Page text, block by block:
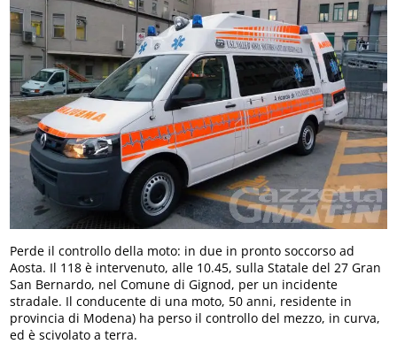
Perde il controllo della moto: in due in pronto soccorso ad
Aosta. Il 118 è intervenuto, alle 10.45, sulla Statale del 27 Gran
San Bernardo, nel Comune di Gignod, per un incidente
stradale. Il conducente di una moto, 50 anni, residente in
provincia di Modena) ha perso il controllo del mezzo, in curva,
ed è scivolato a terra.